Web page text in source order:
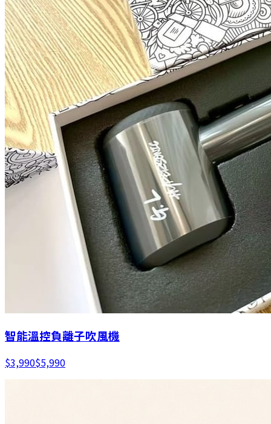
智能溫控負離子吹風機
$3,990$5,990